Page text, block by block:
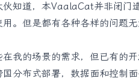
伙知道，本VaalaCat并非闭门
用。但是都有各种各样的问题
我的场景的需求，但已有的
国分布式部署，数据面和控制面